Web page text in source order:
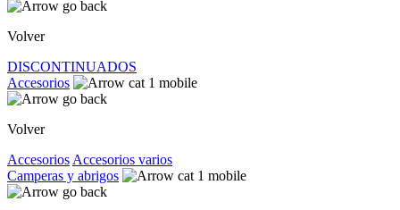
Volver
DISCONTINUADOS
Accesorios
Volver
Accesorios Accesorios varios
Camperas y abrigos